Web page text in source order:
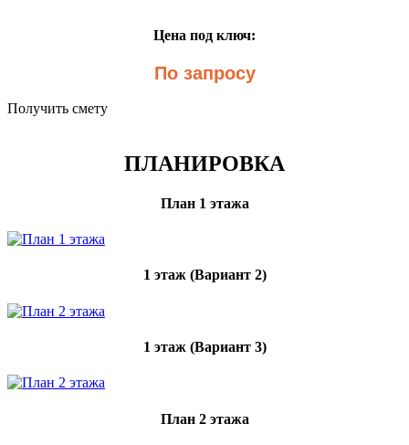
Цена под ключ:
По запросу
Получить смету
ПЛАНИРОВКА
План 1 этажа
1 этаж (Вариант 2)
1 этаж (Вариант 3)
План 2 этажа